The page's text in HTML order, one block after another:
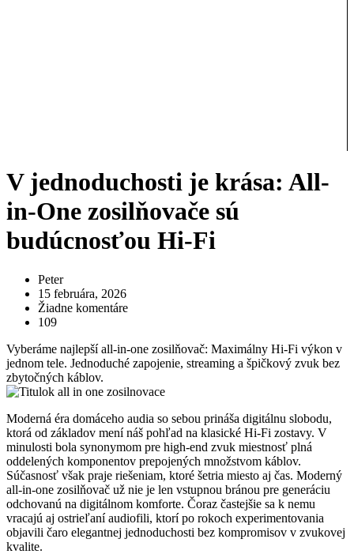
V jednoduchosti je krása: All-
in-One zosilňovače sú
budúcnosťou Hi-Fi
Peter
15 februára, 2026
Žiadne komentáre
109
Vyberáme najlepší all-in-one zosilňovač: Maximálny Hi-Fi výkon v
jednom tele. Jednoduché zapojenie, streaming a špičkový zvuk bez
zbytočných káblov.
Moderná éra domáceho audia so sebou prináša digitálnu slobodu,
ktorá od základov mení náš pohľad na klasické Hi-Fi zostavy. V
minulosti bola synonymom pre high-end zvuk miestnosť plná
oddelených komponentov prepojených množstvom káblov.
Súčasnosť však praje riešeniam, ktoré šetria miesto aj čas. Moderný
all-in-one zosilňovač už nie je len vstupnou bránou pre generáciu
odchovanú na digitálnom komforte. Čoraz častejšie sa k nemu
vracajú aj ostrieľaní audiofili, ktorí po rokoch experimentovania
objavili čaro elegantnej jednoduchosti bez kompromisov v zvukovej
kvalite.